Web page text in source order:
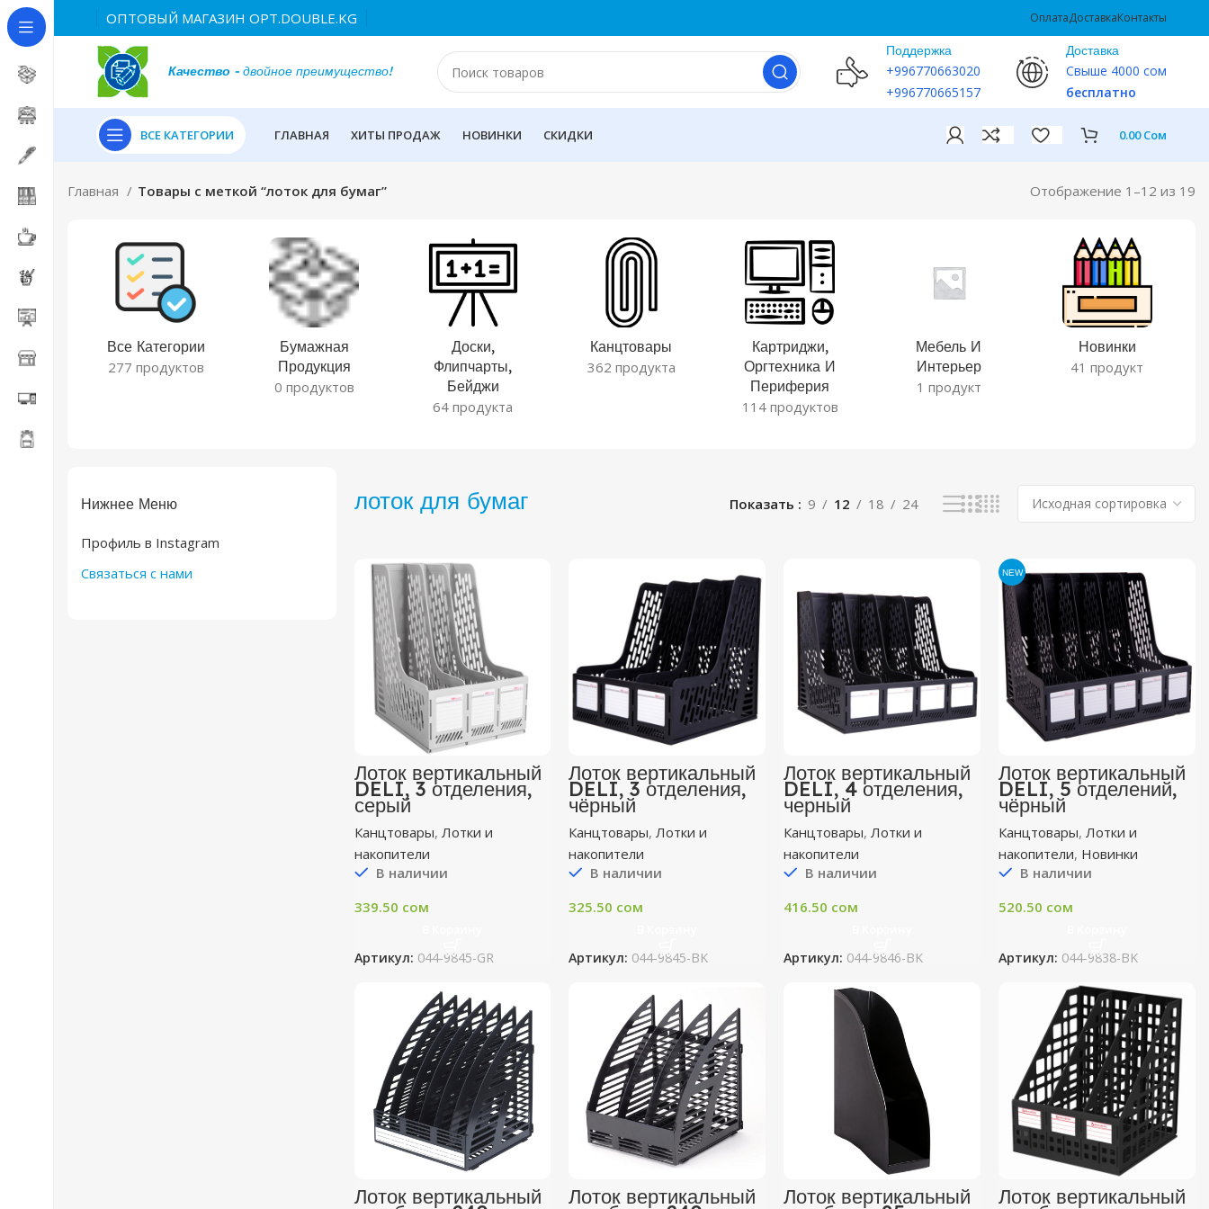
ОПТОВЫЙ МАГАЗИН OPT.DOUBLE.KG ОплатаДоставкаКонтакты
Качество - двойное преимущество!
Поддержка
+996770663020
+996770665157
Доставка
Свыше 4000 сом
бесплатно
ВСЕ КАТЕГОРИИ ГЛАВНАЯ ХИТЫ ПРОДАЖ НОВИНКИ СКИДКИ 0.00Сом
Главная Товары с меткой “лоток для бумаг” Отображение 1–12 из 19
Все Категории
277 продуктов
Бумажная
Продукция
0 продуктов
Доски,
Флипчарты,
Бейджи
64 продукта
Канцтовары
362 продукта
Картриджи,
Оргтехника И
Периферия
114 продуктов
Мебель И
Интерьер
1 продукт
Новинки
41 продукт
Нижнее Меню
Профиль в Instagram
Связаться с нами
лоток для бумаг Показать 9 12 18 24
Лоток вертикальный
DELI, 3 отделения,
серый
Канцтовары, Лотки и
накопители
В наличии
339.50 сом
Артикул: 044-9845-GR
Лоток вертикальный
DELI, 3 отделения,
чёрный
Канцтовары, Лотки и
накопители
В наличии
325.50 сом
Артикул: 044-9845-BK
Лоток вертикальный
DELI, 4 отделения,
черный
Канцтовары, Лотки и
накопители
В наличии
416.50 сом
Артикул: 044-9846-BK
NEW
Лоток вертикальный
DELI, 5 отделений,
чёрный
Канцтовары, Лотки и
накопители, Новинки
В наличии
520.50 сом
Артикул: 044-9838-BK
Лоток вертикальный Лоток вертикальный Лоток вертикальный Лоток вертикальный